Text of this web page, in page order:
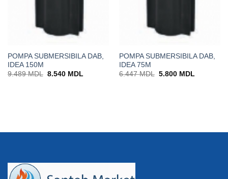
POMPA SUBMERSIBILA DAB,
IDEA 150M
9.489MDL Prețul
8.540 MDL
POMPA SUBMERSIBILA DAB,
IDEA 75M
6.447MDL Prețul
5.800 MDL